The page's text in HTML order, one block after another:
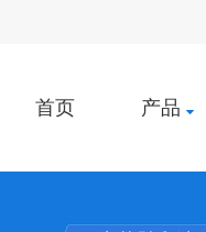
首页 产品